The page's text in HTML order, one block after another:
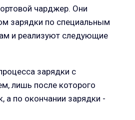
чарджер. Они
зарядки по специальным
и реализуют следующие
зарядки с
лишь после которого
а по окончании зарядки -